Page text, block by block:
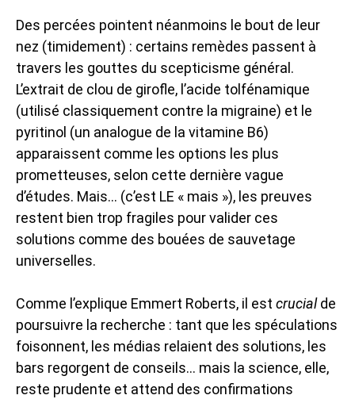
Des percées pointent néanmoins le bout de leur
nez (timidement) : certains remèdes passent à
travers les gouttes du scepticisme général.
L’extrait de clou de girofle, l’acide tolfénamique
(utilisé classiquement contre la migraine) et le
pyritinol (un analogue de la vitamine B6)
apparaissent comme les options les plus
prometteuses, selon cette dernière vague
d’études. Mais… (c’est LE « mais »), les preuves
restent bien trop fragiles pour valider ces
solutions comme des bouées de sauvetage
universelles.
Comme l’explique Emmert Roberts, il est crucialde
poursuivre la recherche : tant que les spéculations
foisonnent, les médias relaient des solutions, les
bars regorgent de conseils… mais la science, elle,
reste prudente et attend des confirmations